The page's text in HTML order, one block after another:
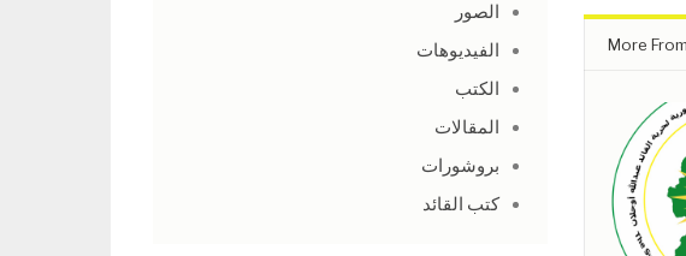
More
الصور
الفيديوهات
الكتب
المقالات
بروشورات
كتب القائد